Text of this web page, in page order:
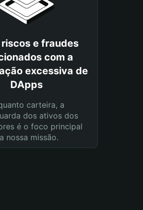
e fraudes
com a
excessiva de
DApps
carteira, a
dos ativos dos
é o foco principal
nossa missão.